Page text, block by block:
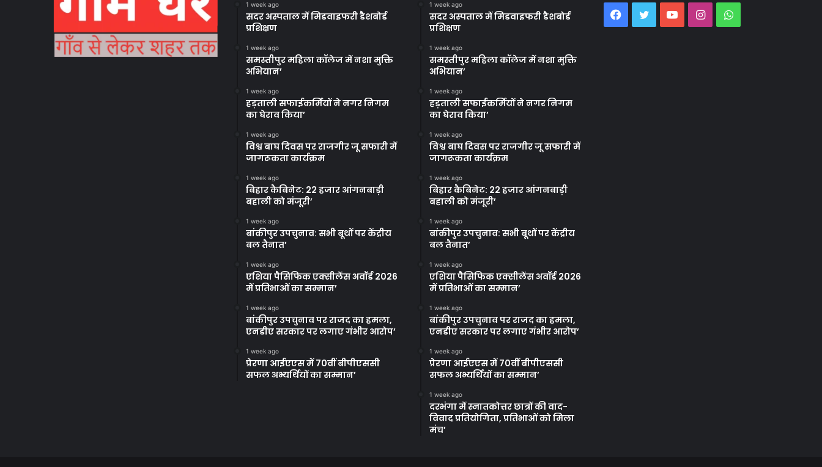
1 week ago
सदर अस्पताल में मिडवाइफरी डैशबोर्ड
प्रशिक्षण
1 week ago
समस्तीपुर महिला कॉलेज में नशा मुक्ति
अभियान’
1 week ago
हड़ताली सफाईकर्मियों ने नगर निगम
का घेराव किया’
1 week ago
विश्व बाघ दिवस पर राजगीर जू सफारी में
जागरूकता कार्यक्रम
1 week ago
बिहार कैबिनेट: 22 हजार आंगनबाड़ी
बहाली को मंजूरी’
1 week ago
बांकीपुर उपचुनाव: सभी बूथों पर केंद्रीय
बल तैनात’
1 week ago
एशिया पैसिफिक एक्सीलेंस अवॉर्ड 2026
में प्रतिभाओं का सम्मान’
1 week ago
बांकीपुर उपचुनाव पर राजद का हमला,
एनडीए सरकार पर लगाए गंभीर आरोप’
1 week ago
प्रेरणा आईएएस में 70वीं बीपीएससी
सफल अभ्यर्थियों का सम्मान’
1 week ago
सदर अस्पताल में मिडवाइफरी डैशबोर्ड
प्रशिक्षण
1 week ago
समस्तीपुर महिला कॉलेज में नशा मुक्ति
अभियान’
1 week ago
हड़ताली सफाईकर्मियों ने नगर निगम
का घेराव किया’
1 week ago
विश्व बाघ दिवस पर राजगीर जू सफारी में
जागरूकता कार्यक्रम
1 week ago
बिहार कैबिनेट: 22 हजार आंगनबाड़ी
बहाली को मंजूरी’
1 week ago
बांकीपुर उपचुनाव: सभी बूथों पर केंद्रीय
बल तैनात’
1 week ago
एशिया पैसिफिक एक्सीलेंस अवॉर्ड 2026
में प्रतिभाओं का सम्मान’
1 week ago
बांकीपुर उपचुनाव पर राजद का हमला,
एनडीए सरकार पर लगाए गंभीर आरोप’
1 week ago
प्रेरणा आईएएस में 70वीं बीपीएससी
सफल अभ्यर्थियों का सम्मान’
1 week ago
दरभंगा में स्नातकोत्तर छात्रों की वाद-
विवाद प्रतियोगिता, प्रतिभाओं को मिला
मंच’
Facebook
TwitterYouTubeInstagramWhatsApp